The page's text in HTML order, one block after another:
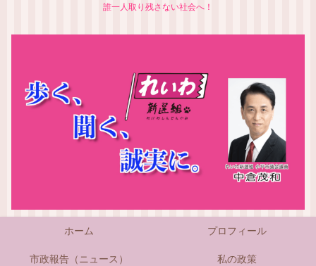
誰一人取り残さない社会へ！
ホーム プロフィール
市政報告（ニュース） 私の政策